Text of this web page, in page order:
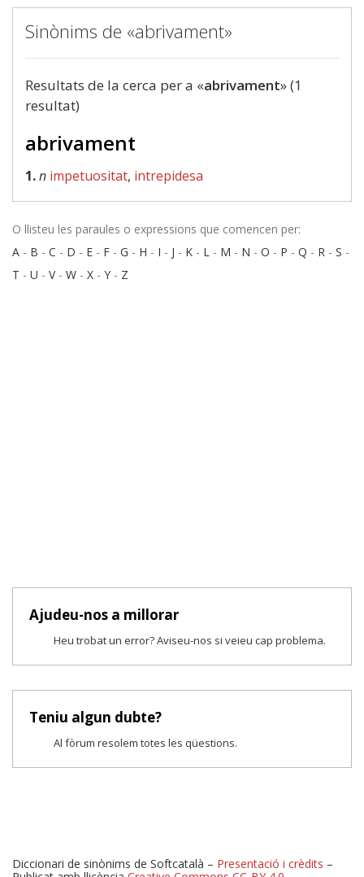
Sinònims de «abrivament»
Resultats de la cerca per a «abrivament» (1
resultat)
abrivament
1.n impetuositat, intrepidesa
O llisteu les paraules o expressions que comencen per:
A - B - C - D - E - F - G - H - I - J - K - L - M - N - O - P - Q - R - S -
T - U - V- W - X - Y - Z
Ajudeu-nos a millorar
Heu trobat un error? Aviseu-nos si veieu cap problema.
Teniu algun dubte?
Al fòrum resolem totes les qüestions.
Diccionari de sinònims de Softcatalà – Presentació i crèdits –